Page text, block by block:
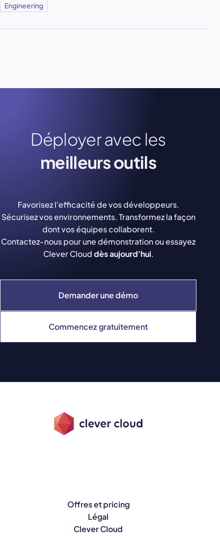
Engineering
Déployer avec les
meilleurs outils
Demander une démo
Commencez gratuitement
Favorisez l'efficacité de vos développeurs.
Sécurisez vos environnements. Transformez la façon
dont vos équipes collaborent.
Contactez-nous pour une démonstration ou essayez
Clever Clouddès aujourd'hui.
Offres et pricing
Légal
Clever Cloud